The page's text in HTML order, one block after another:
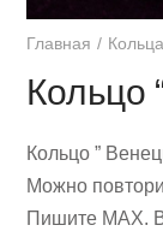
Главная Кольца
Кольцо
Кольцо ”
Можно
Пишите МАХ.